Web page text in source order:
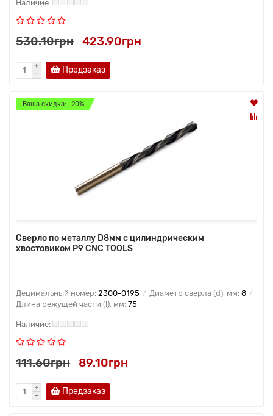
530.10грн 423.90грн
Предзаказ
Ваша скидка: -20%
Сверло по металлу D8мм с цилиндрическим
хвостовиком Р9 CNC TOOLS
Децимальный номер: 2300-0195 Диаметр сверла (d), мм: 8
Длина режущей части (l), мм: 75
111.60грн 89.10грн
Предзаказ